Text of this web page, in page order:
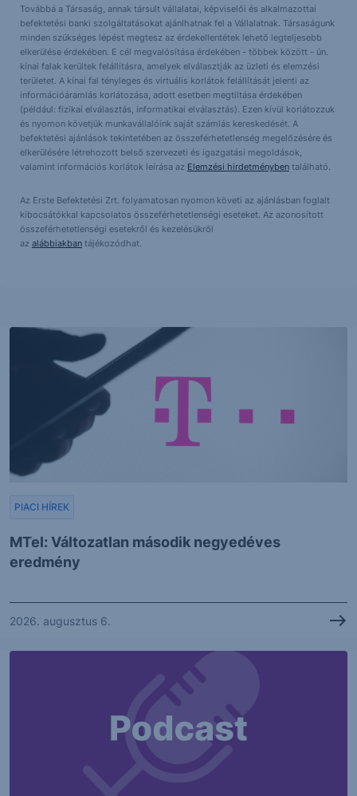
Továbbá a Társaság, annak társult vállalatai, képviselői és alkalmazottai
befektetési banki szolgáltatásokat ajánlhatnak fel a Vállalatnak. Társaságunk
minden szükséges lépést megtesz az érdekellentétek lehető legteljesebb
elkerülése érdekében. E cél megvalósítása érdekében - többek között - ún.
kínai falak kerültek felállításra, amelyek elválasztják az üzleti és elemzési
területet. A kínai fal tényleges és virtuális korlátok felállítását jelenti az
információáramlás korlátozása, adott esetben megtiltása érdekében
(például: fizikai elválasztás, informatikai elválasztás). Ezen kívül korlátozzuk
és nyomon követjük munkavállalóink saját számlás kereskedését. A
befektetési ajánlások tekintetében az összeférhetetlenség megelőzésére és
elkerülésére létrehozott belső szervezeti és igazgatási megoldások,
valamint információs korlátok leírása az Elemzési hirdetménybentalálható.
Az Erste Befektetési Zrt. folyamatosan nyomon követi az ajánlásban foglalt
kibocsátókkal kapcsolatos összeférhetetlenségi eseteket. Az azonosított
összeférhetetlenségi esetekről és kezelésükről
az alábbiakbantájékozódhat.
MTel: Változatlan második negyedéves
eredmény
PIACI HÍREK
2026. augusztus 6.